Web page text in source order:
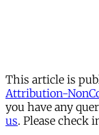
This article is
Attribution-
you have any
us. Please check